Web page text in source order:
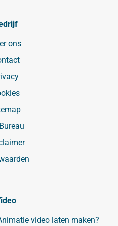
ons
video laten maken?